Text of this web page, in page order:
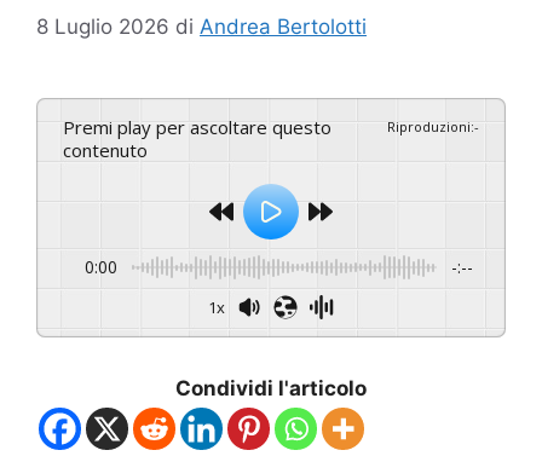
8 Luglio 2026 di Andrea Bertolotti
Premi play per ascoltare questo
contenuto
Riproduzioni:-
0:00 -:--
1x
Condividi l'articolo